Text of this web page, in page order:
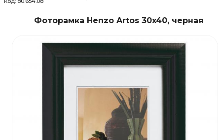
Фоторамка Henzo Artos 30x40, черная